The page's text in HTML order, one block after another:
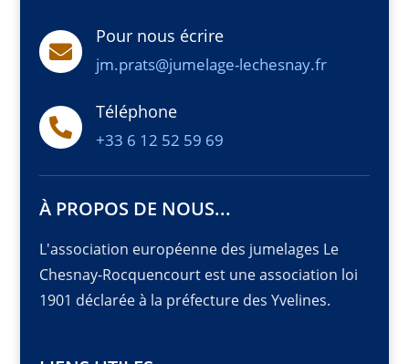

Pour nous écrire
jm.prats@jumelage-lechesnay.fr

Téléphone
+33 6 12 52 59 69
À PROPOS DE NOUS...
L'association européenne des jumelages Le
Chesnay-Rocquencourt est une association loi
1901 déclarée à la préfecture des Yvelines.